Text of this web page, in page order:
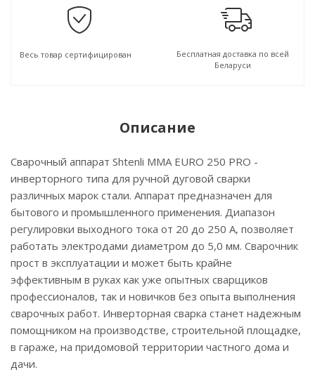
Весь товар сертифицирован
Бесплатная доставка по всей
Беларуси
Описание
Сварочный аппарат Shtenli MMA EURO 250 PRO -
инверторного типа для ручной дуговой сварки
различных марок стали. Аппарат предназначен для
бытового и промышленного применения. Диапазон
регулировки выходного тока от 20 до 250 А, позволяет
работать электродами диаметром до 5,0 мм. Сварочник
прост в эксплуатации и может быть крайне
эффективным в руках как уже опытных сварщиков
профессионалов, так и новичков без опыта выполнения
сварочных работ. Инверторная сварка станет надежным
помощником на производстве, строительной площадке,
в гараже, на придомовой территории частного дома и
дачи.